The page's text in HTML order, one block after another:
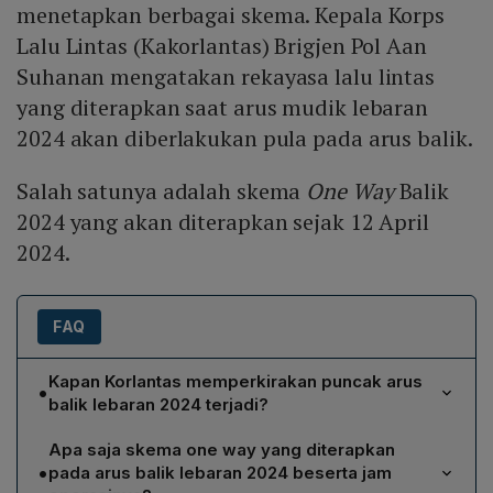
menetapkan berbagai skema. Kepala Korps
Lalu Lintas (Kakorlantas) Brigjen Pol Aan
Suhanan mengatakan rekayasa lalu lintas
yang diterapkan saat arus mudik lebaran
2024 akan diberlakukan pula pada arus balik.
Salah satunya adalah skema One WayBalik
2024 yang akan diterapkan sejak 12 April
2024.
FAQ
•Kapan Korlantas memperkirakan puncak arus
balik lebaran 2024 terjadi?
Korlantas memperkirakan puncak arus balik lebaran
2024 akan terjadi pada tanggal 12 April 2024, yaitu H+3
setelah hari raya Idul Fitri, dan berlangsung hingga 16
•
Apa saja skema one way yang diterapkan
pada arus balik lebaran 2024 beserta jam